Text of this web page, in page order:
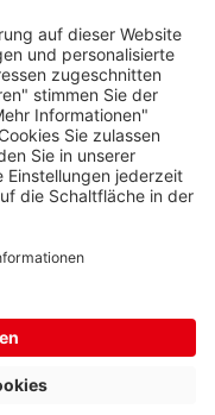
Widerrufsrecht
beschrieben.
Dienstleister für die
hat Maßnahmen
es sich um echte